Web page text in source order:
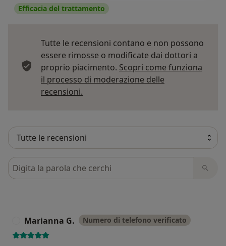
Efficacia del trattamento
Tutte le recensioni contano e non possono
essere rimosse o modificate dai dottori a
proprio piacimento. Scopri come funziona
il processo di moderazione delle
recensioni.
Cerca nelle recensioni
Marianna G. Numero di telefono verificato